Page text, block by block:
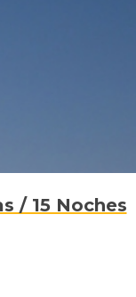
/ 15 Noches